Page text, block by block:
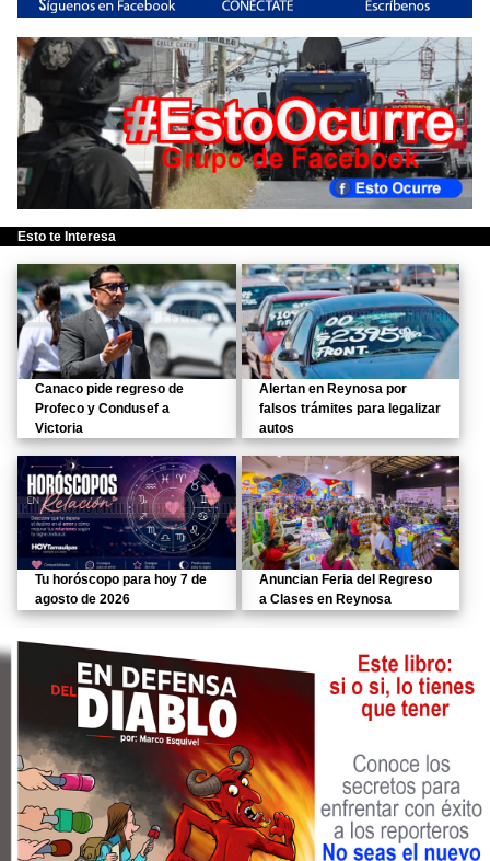
Esto te Interesa
Canaco pide regreso de
Profeco y Condusef a
Victoria
Alertan en Reynosa por
falsos trámites para legalizar
autos
Tu horóscopo para hoy 7 de
agosto de 2026
Anuncian Feria del Regreso
a Clases en Reynosa